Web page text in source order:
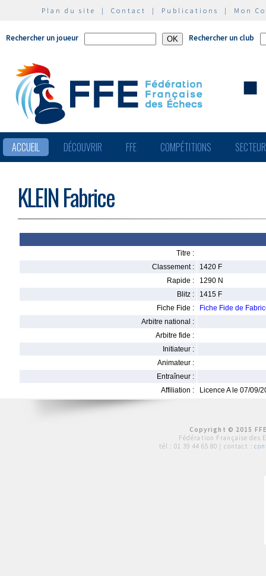
Plan du site | Contact | Publications | Mon
Rechercher un joueur Rechercher un club
ACCUEIL DÉCOUVRIR FFE COMPÉTITIONS
KLEIN Fabrice
Titre :
Classement :
1420 F
Rapide :
1290 N
Blitz :
1415 F
Fiche Fide :
Fiche Fide de
Arbitre national :
Arbitre fide :
Initiateur :
Animateur :
Entraîneur :
Affiliation :
Licence A le 07/09/
Copyright © 2015
Fédération Française des
tél : 01 39 44 65 80 | contact :